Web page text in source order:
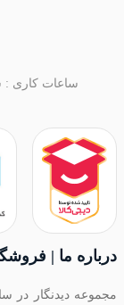
ساعات کاری : شنبه تا
درباره ما |